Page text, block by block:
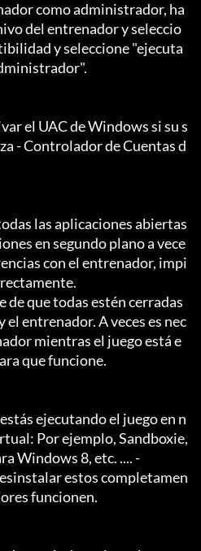
del entrenador y seleccio
y seleccione "ejecuta
- Controlador de Cuentas d
en segundo plano a vece
con el entrenador, impi
entrenador. A veces es nec
mientras el juego está e
que funcione.
Por ejemplo, Sandboxie,
Windows 8, etc. .... -
funcionen.